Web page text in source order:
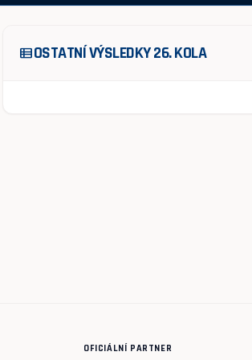
view_listOSTATNÍ VÝSLEDKY 26. KOLA
OFICIÁLNÍ PARTNER